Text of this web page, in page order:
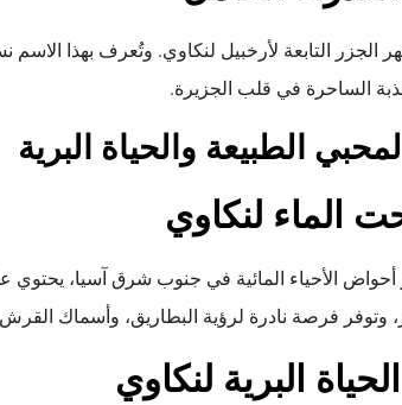
الجزر التابعة لأرخبيل لنكاوي. وتُعرف بهذا الاسم
الساحرة في قلب الجزيرة.
الطبيعة والحياة البرية
الماء لنكاوي
وتوفر فرصة نادرة لرؤية البطاريق، وأسماك
البرية لنكاوي